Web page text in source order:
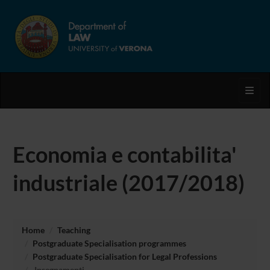
Economia e contabilita'
industriale (2017/2018)
Home
Teaching
Postgraduate Specialisation programmes
Postgraduate Specialisation for Legal Professions